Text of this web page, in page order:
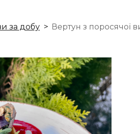
за добу Вертун з поросячої